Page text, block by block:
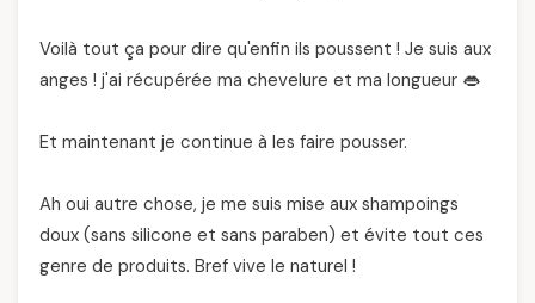
Voilà tout ça pour dire qu'enfin ils poussent ! Je suis aux
anges ! j'ai récupérée ma chevelure et ma longueur 👄
Et maintenant je continue à les faire pousser.
Ah oui autre chose, je me suis mise aux shampoings
doux (sans silicone et sans paraben) et évite tout ces
genre de produits. Bref vive le naturel !